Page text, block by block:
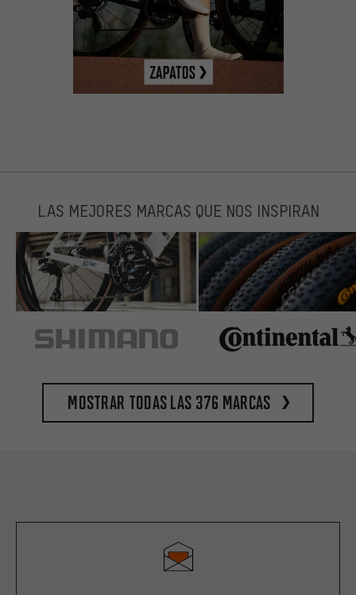
LAS MEJORES MARCAS QUE NOS INSPIRAN
Mostrar todas las 376 marcas